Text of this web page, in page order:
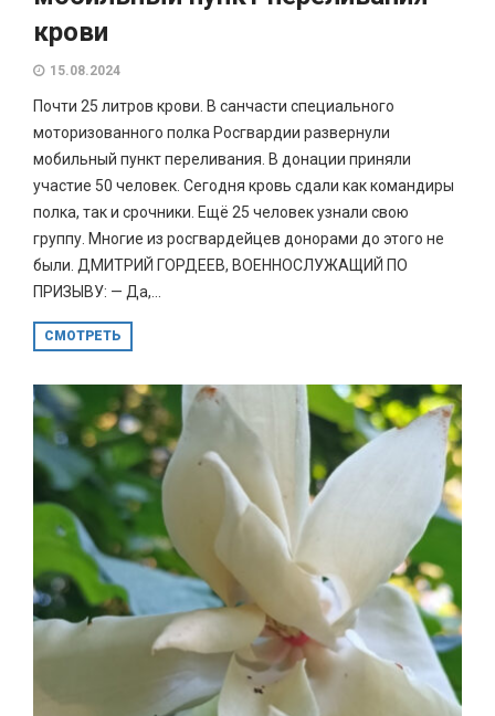
крови
15.08.2024
Почти 25 литров крови. В санчасти специального
моторизованного полка Росгвардии развернули
мобильный пункт переливания. В донации приняли
участие 50 человек. Сегодня кровь сдали как командиры
полка, так и срочники. Ещё 25 человек узнали свою
группу. Многие из росгвардейцев донорами до этого не
были. ДМИТРИЙ ГОРДЕЕВ, ВОЕННОСЛУЖАЩИЙ ПО
ПРИЗЫВУ: — Да,...
СМОТРЕТЬ